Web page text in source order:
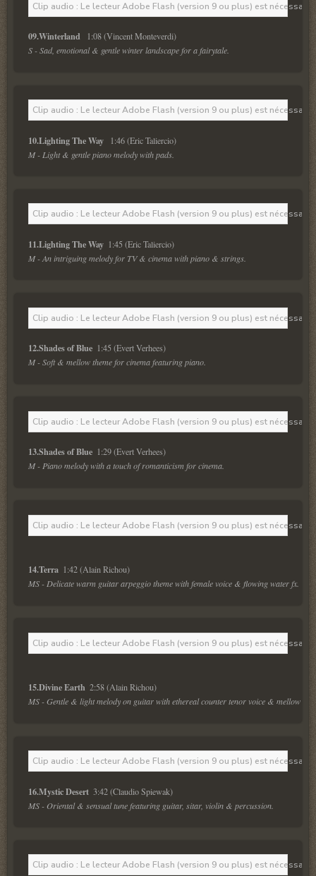
Clip audio : Le lecteur Adobe Flash (version 9 ou plus) est
09.Winterland
1:08 (Vincent Monteverdi)
S - Sad, emotional & gentle winter landscape for a fairytale.
Clip audio : Le lecteur Adobe Flash (version 9 ou plus) est
10.Lighting The Way
1:46 (Eric Taliercio)
M - Light & gentle piano melody with pads.
Clip audio : Le lecteur Adobe Flash (version 9 ou plus) est
11.Lighting The Way
1:45 (Eric Taliercio)
M - An intriguing melody for TV & cinema with piano & strings.
Clip audio : Le lecteur Adobe Flash (version 9 ou plus) est
12.Shades of Blue
1:45 (Evert Verhees)
M - Soft & mellow theme for cinema featuring piano.
Clip audio : Le lecteur Adobe Flash (version 9 ou plus) est
13.Shades of Blue
1:29 (Evert Verhees)
M - Piano melody with a touch of romanticism for cinema.
Clip audio : Le lecteur Adobe Flash (version 9 ou plus) est
14.Terra
1:42 (Alain Richou)
MS - Delicate warm guitar arpeggio theme with female voice & flowing water fx.
Clip audio : Le lecteur Adobe Flash (version 9 ou plus) est
15.Divine Earth
2:58 (Alain Richou)
MS - Gentle & light melody on guitar with ethereal counter tenor voice & mellow
Clip audio : Le lecteur Adobe Flash (version 9 ou plus) est
16.Mystic Desert
3:42 (Claudio Spiewak)
MS - Oriental & sensual tune featuring guitar, sitar, violin & percussion.
Clip audio : Le lecteur Adobe Flash (version 9 ou plus) est